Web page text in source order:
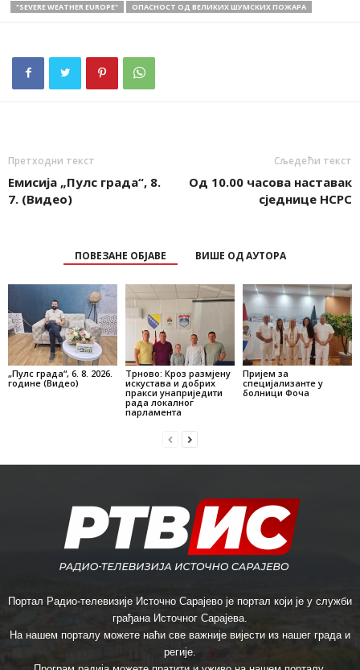
"SEVERE WEATHER EUROPE"
ОПАСНОСТ ОД ВЕЛИКИХ ШУМСКИХ ПОЖАРА
Претходни текст
Емисија „Пулс града“, 8.
7. (Видео)
Сљедећи текст
Од 10.00 часова наставак
сједнице НСРС
ПОВЕЗАНЕ ОБЈАВЕ ВИШЕ ОД АУТОРА
„Пулс града“, 6. 8. 2026.
године (Видео)
Трново: Кроз размјену
искустава и добрих
пракси унаприједити
рада локалног
парламента
Пријем за
специјализанте у
болници Фоча
Портал Радио-телевизије Источно Сарајево је портал који је у служби
грађана Источног Сарајева.
На нашем порталу можете наћи све важније вијести из нашег града и
регије.